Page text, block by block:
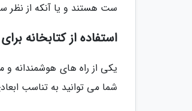
ست هستند و یا آنکه از نظر
استفاده از کتابخانه
یکی از راه های هوشمندانه و
شما می توانید به تناسب